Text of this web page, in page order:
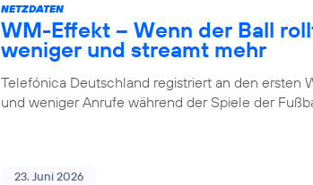
NETZDATEN
WM-Effekt – Wenn der Ball
weniger und streamt mehr
Telefónica Deutschland registriert an den ersten
und weniger Anrufe während der Spiele der
23. Juni 2026